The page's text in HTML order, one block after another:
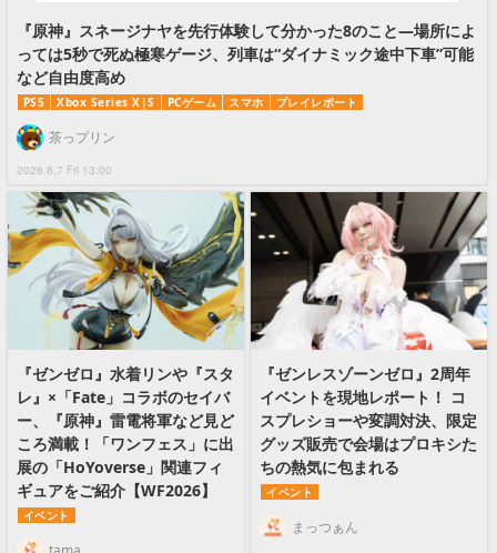
『原神』スネージナヤを先行体験して分かった8のこと―場所によ
っては5秒で死ぬ極寒ゲージ、列車は“ダイナミック途中下車”可能
など自由度高め
PS5 Xbox Series X|S PCゲーム スマホ プレイレポート
2026.8.7 Fri 13:00
茶っプリン
『ゼンゼロ』水着リンや『スタ
レ』×「Fate」コラボのセイバ
ー、『原神』雷電将軍など見ど
ころ満載！「ワンフェス」に出
展の「HoYoverse」関連フィ
ギュアをご紹介【WF2026】
イベント
『ゼンレスゾーンゼロ』2周年
イベントを現地レポート！ コ
スプレショーや変調対決、限定
グッズ販売で会場はプロキシた
ちの熱気に包まれる
イベント
まっつぁん